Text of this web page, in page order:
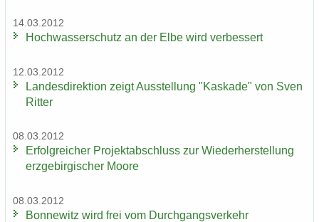
14.03.2012
Hoch­was­ser­schutz an der Elbe wird ver­bes­sert
12.03.2012
Lan­des­di­rek­ti­on zeigt Aus­stel­lung "Kas­ka­de" von Sven
Rit­ter
08.03.2012
Er­folg­rei­cher Pro­jekt­ab­schluss zur Wie­der­her­stel­lung
erz­ge­bir­gi­scher Moore
08.03.2012
Bon­ne­witz wird frei vom Durch­gangs­ver­kehr